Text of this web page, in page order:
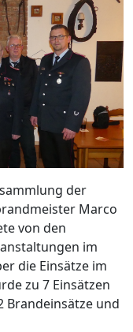
der
Marco
von den
im
die Einsätze im
zu 7 Einsätzen
und